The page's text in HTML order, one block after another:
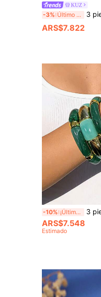
KUZ
-3% Último día 3 piezas/1 pieza Pulsera elástica de cuentas
ARS$7.822
-10% ¡Últimos 2 días 3 piezas/1 pieza Pulsera de cuentas de acrílico CCB
ARS$7.548
Estimado